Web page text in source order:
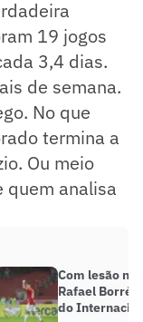
19 jogos
3,4 dias.
de semana.
No que
termina a
Ou meio
quem analisa
Com lesão no
Rafael Borré
do